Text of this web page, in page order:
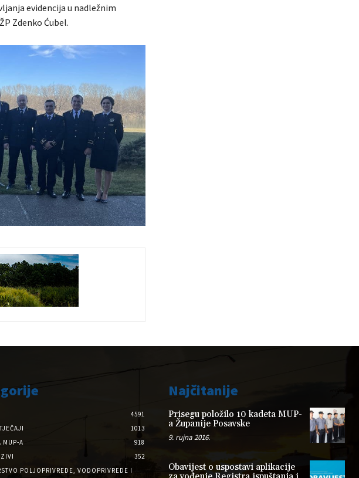
evidencija u nadležnim
Zdenko Ćubel.
4591
1013
MUP-A
918
352
POLJOPRIVREDE, VODOPRIVREDE I
Najčitanije
Prisegu položilo 10 kadeta MUP-
a Županije Posavske
9. rujna 2016.
Obavijest o uspostavi aplikacije